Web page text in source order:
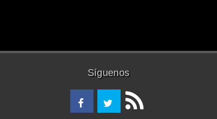
Síguenos